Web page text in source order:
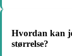
Hvordan kan
størrelse?